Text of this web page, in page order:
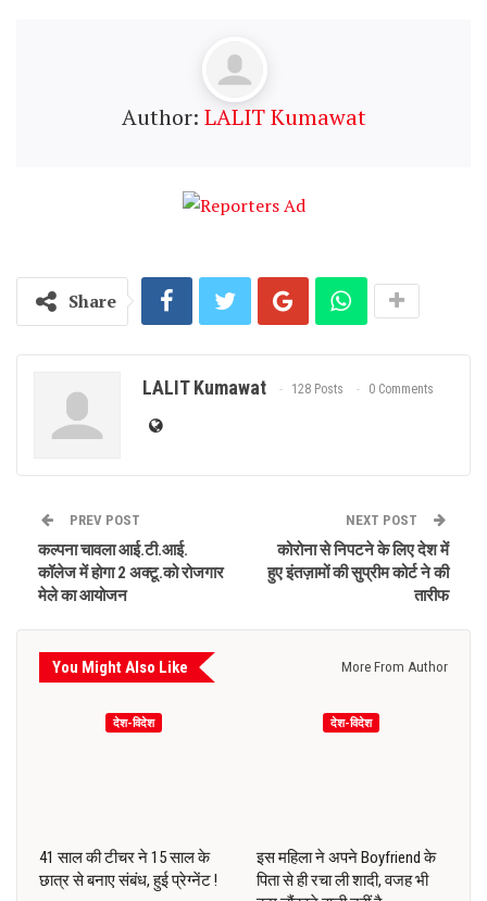
Author: LALIT Kumawat
Share
LALIT Kumawat 128 Posts 0 Comments
PREV POST
कल्पना चावला आई.टी.आई.
कॉलेज में होगा 2 अक्टू.को रोजगार
मेले का आयोजन
NEXT POST
कोरोना से निपटने के लिए देश में
हुए इंतज़ामों की सुप्रीम कोर्ट ने की
तारीफ
You Might Also Like More From Author
देश-विदेश
41 साल की टीचर ने 15 साल के
छात्र से बनाए संबंध, हुई प्रेग्नेंट !
देश-विदेश
इस महिला ने अपने Boyfriend के
पिता से ही रचा ली शादी, वजह भी